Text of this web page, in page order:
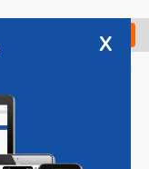
Check in
x